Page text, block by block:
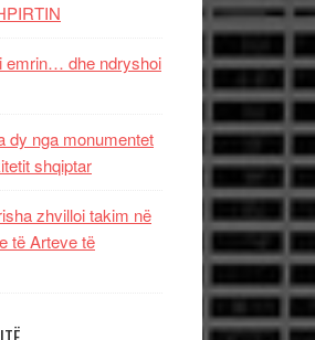
emrin… dhe ndryshoi
dy nga monumentet
shqiptar
zhvilloi takim në
të Arteve të